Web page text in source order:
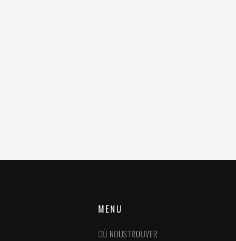
MENU
OÙ NOUS TROUVER